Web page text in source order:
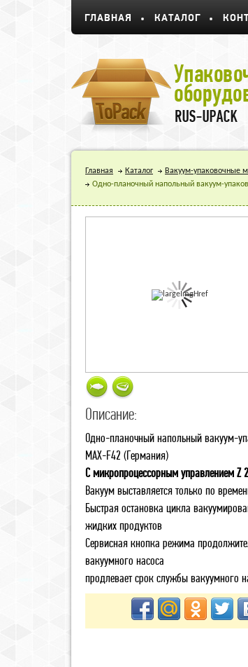
ГЛАВНАЯ КАТАЛОГ
Главная Каталог Вакуум-упаковочные
Одно-планочный напольный вакуум-
Описание:
Одно-планочный напольный вакуум-
MAX-F42 (Германия)
С микропроцессорным управлением Z
Вакуум выставляется только по
Быстрая остановка цикла
жидких продуктов
Сервисная кнопка режима
вакуумного насоса
продлевает срок службы вакуумного